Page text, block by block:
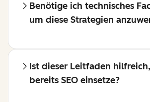
Benötige ich technisches
um diese Strategien
Ist dieser Leitfaden
bereits SEO einsetze?